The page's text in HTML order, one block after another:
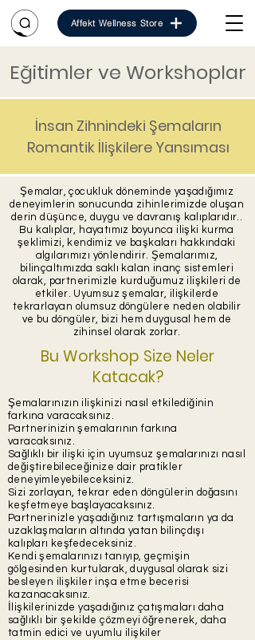
Affekt Wellness Store
Eğitimler ve Workshoplar
İnsan Zihnindeki Şemaların
Romantik İlişkilere Yansıması
Şemalar, çocukluk döneminde yaşadığımız
deneyimlerin sonucunda zihinlerimizde oluşan
derin düşünce, duygu ve davranış kalıplarıdır..
Bu kalıplar, hayatımız boyunca ilişki kurma
şeklimizi, kendimiz ve başkaları hakkındaki
algılarımızı yönlendirir. Şemalarımız,
bilinçaltımızda saklı kalan inanç sistemleri
olarak, partnerimizle kurduğumuz ilişkileri de
etkiler. Uyumsuz şemalar, ilişkilerde
tekrarlayan olumsuz döngülere neden olabilir
ve bu döngüler, bizi hem duygusal hem de
zihinsel olarak zorlar.
Bu Workshop Size Neler
Katacak?
Şemalarınızın ilişkinizi nasıl etkilediğinin
farkına varacaksınız.
Partnerinizin şemalarının farkına
varacaksınız.
Sağlıklı bir ilişki için uyumsuz şemalarınızı nasıl
değiştirebileceğinize dair pratikler
deneyimleyebileceksiniz.
Sizi zorlayan, tekrar eden döngülerin doğasını
keşfetmeye başlayacaksınız.
Partnerinizle yaşadığınız tartışmaların ya da
uzaklaşmaların altında yatan bilinçdışı
kalıpları keşfedeceksiniz.
Kendi şemalarınızı tanıyıp, geçmişin
gölgesinden kurtularak, duygusal olarak sizi
besleyen ilişkiler inşa etme becerisi
kazanacaksınız.
İlişkilerinizde yaşadığınız çatışmaları daha
sağlıklı bir şekilde çözmeyi öğrenerek, daha
tatmin edici ve uyumlu ilişkiler